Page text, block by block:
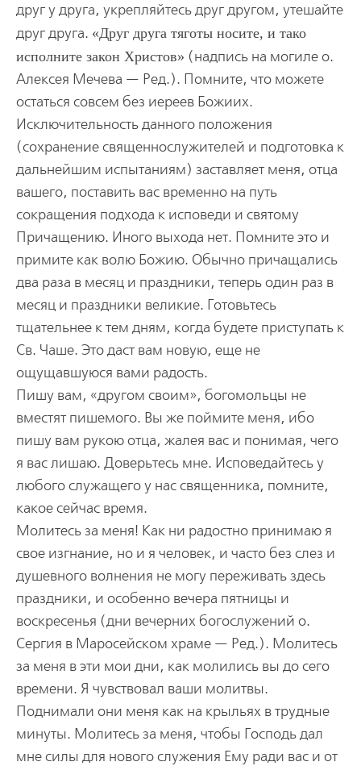
друг у друга, укрепляйтесь друг другом, утешайте
друг друга.
Друг друга тяготы носите, и тако
исполните закон Христов
(надпись на могиле о.
Алексея Мечева — Ред.). Помните, что можете
остаться совсем без иереев Божиих.
Исключительность данного положения
(сохранение священнослужителей и подготовка к
дальнейшим испытаниям) заставляет меня, отца
вашего, поставить вас временно на путь
сокращения подхода к исповеди и святому
Причащению. Иного выхода нет. Помните это и
примите как волю Божию. Обычно причащались
два раза в месяц и праздники, теперь один раз в
месяц и праздники великие. Готовьтесь
тщательнее к тем дням, когда будете приступать к
Св. Чаше. Это даст вам новую, еще не
ощущавшуюся вами радость.
Пишу вам, «другом своим», богомольцы не
вместят пишемого. Вы же поймите меня, ибо
пишу вам рукою отца, жалея вас и понимая, чего
я вас лишаю. Доверьтесь мне. Исповедайтесь у
любого служащего у нас священника, помните,
какое сейчас время.
Молитесь за меня! Как ни радостно принимаю я
свое изгнание, но и я человек, и часто без слез и
душевного волнения не могу переживать здесь
праздники, и особенно вечера пятницы и
воскресенья (дни вечерних богослужений о.
Сергия в Маросейском храме — Ред.). Молитесь
за меня в эти мои дни, как молились вы до сего
времени. Я чувствовал ваши молитвы.
Поднимали они меня как на крыльях в трудные
минуты. Молитесь за меня, чтобы Господь дал
мне силы для нового служения Ему ради вас и от